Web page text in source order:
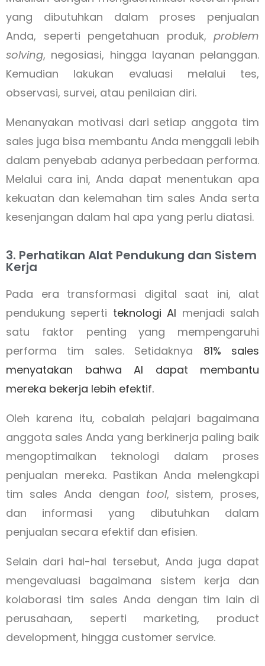
yang dibutuhkan dalam proses penjualan
Anda, seperti pengetahuan produk, problem
solving, negosiasi, hingga layanan pelanggan.
Kemudian lakukan evaluasi melalui tes,
observasi, survei, atau penilaian diri.
Menanyakan motivasi dari setiap anggota tim
sales juga bisa membantu Anda menggali lebih
dalam penyebab adanya perbedaan performa.
Melalui cara ini, Anda dapat menentukan apa
kekuatan dan kelemahan tim sales Anda serta
kesenjangan dalam hal apa yang perlu diatasi.
3. Perhatikan Alat Pendukung dan Sistem
Kerja
Pada era transformasi digital saat ini, alat
pendukung seperti teknologi AI menjadi salah
satu faktor penting yang mempengaruhi
performa tim sales. Setidaknya 81% sales
menyatakan bahwa AI dapat membantu
mereka bekerja lebih efektif.
Oleh karena itu, cobalah pelajari bagaimana
anggota sales Anda yang berkinerja paling baik
mengoptimalkan teknologi dalam proses
penjualan mereka. Pastikan Anda melengkapi
tim sales Anda dengan tool, sistem, proses,
dan informasi yang dibutuhkan dalam
penjualan secara efektif dan efisien.
Selain dari hal-hal tersebut, Anda juga dapat
mengevaluasi bagaimana sistem kerja dan
kolaborasi tim sales Anda dengan tim lain di
perusahaan, seperti marketing, product
development, hingga customer service.